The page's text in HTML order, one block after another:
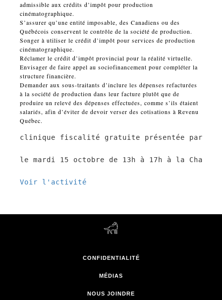
admissible aux crédits d’impôt pour production
cinématographique.
S’assurer qu’une entité imposable, des Canadiens ou des
Québécois conservent le contrôle de la société de production.
Songer à utiliser le crédit d’impôt pour services de production
cinématographique.
Réclamer le crédit d’impôt provincial pour la réalité virtuelle.
Envisager de faire appel au sociofinancement pour compléter la
structure financière.
Demander aux sous-traitants d’inclure les dépenses refacturées
à la société de production dans leur facture plutôt que de
produire un relevé des dépenses effectuées, comme s’ils étaient
salariés, afin d’éviter de devoir verser des cotisations à Revenu
Québec.
clinique fiscalité gratuite présentée par BDO
le mardi 15 octobre de 13h à 17h à la
Voir l'activité
CONFIDENTIALITÉ
MÉDIAS
NOUS JOINDRE